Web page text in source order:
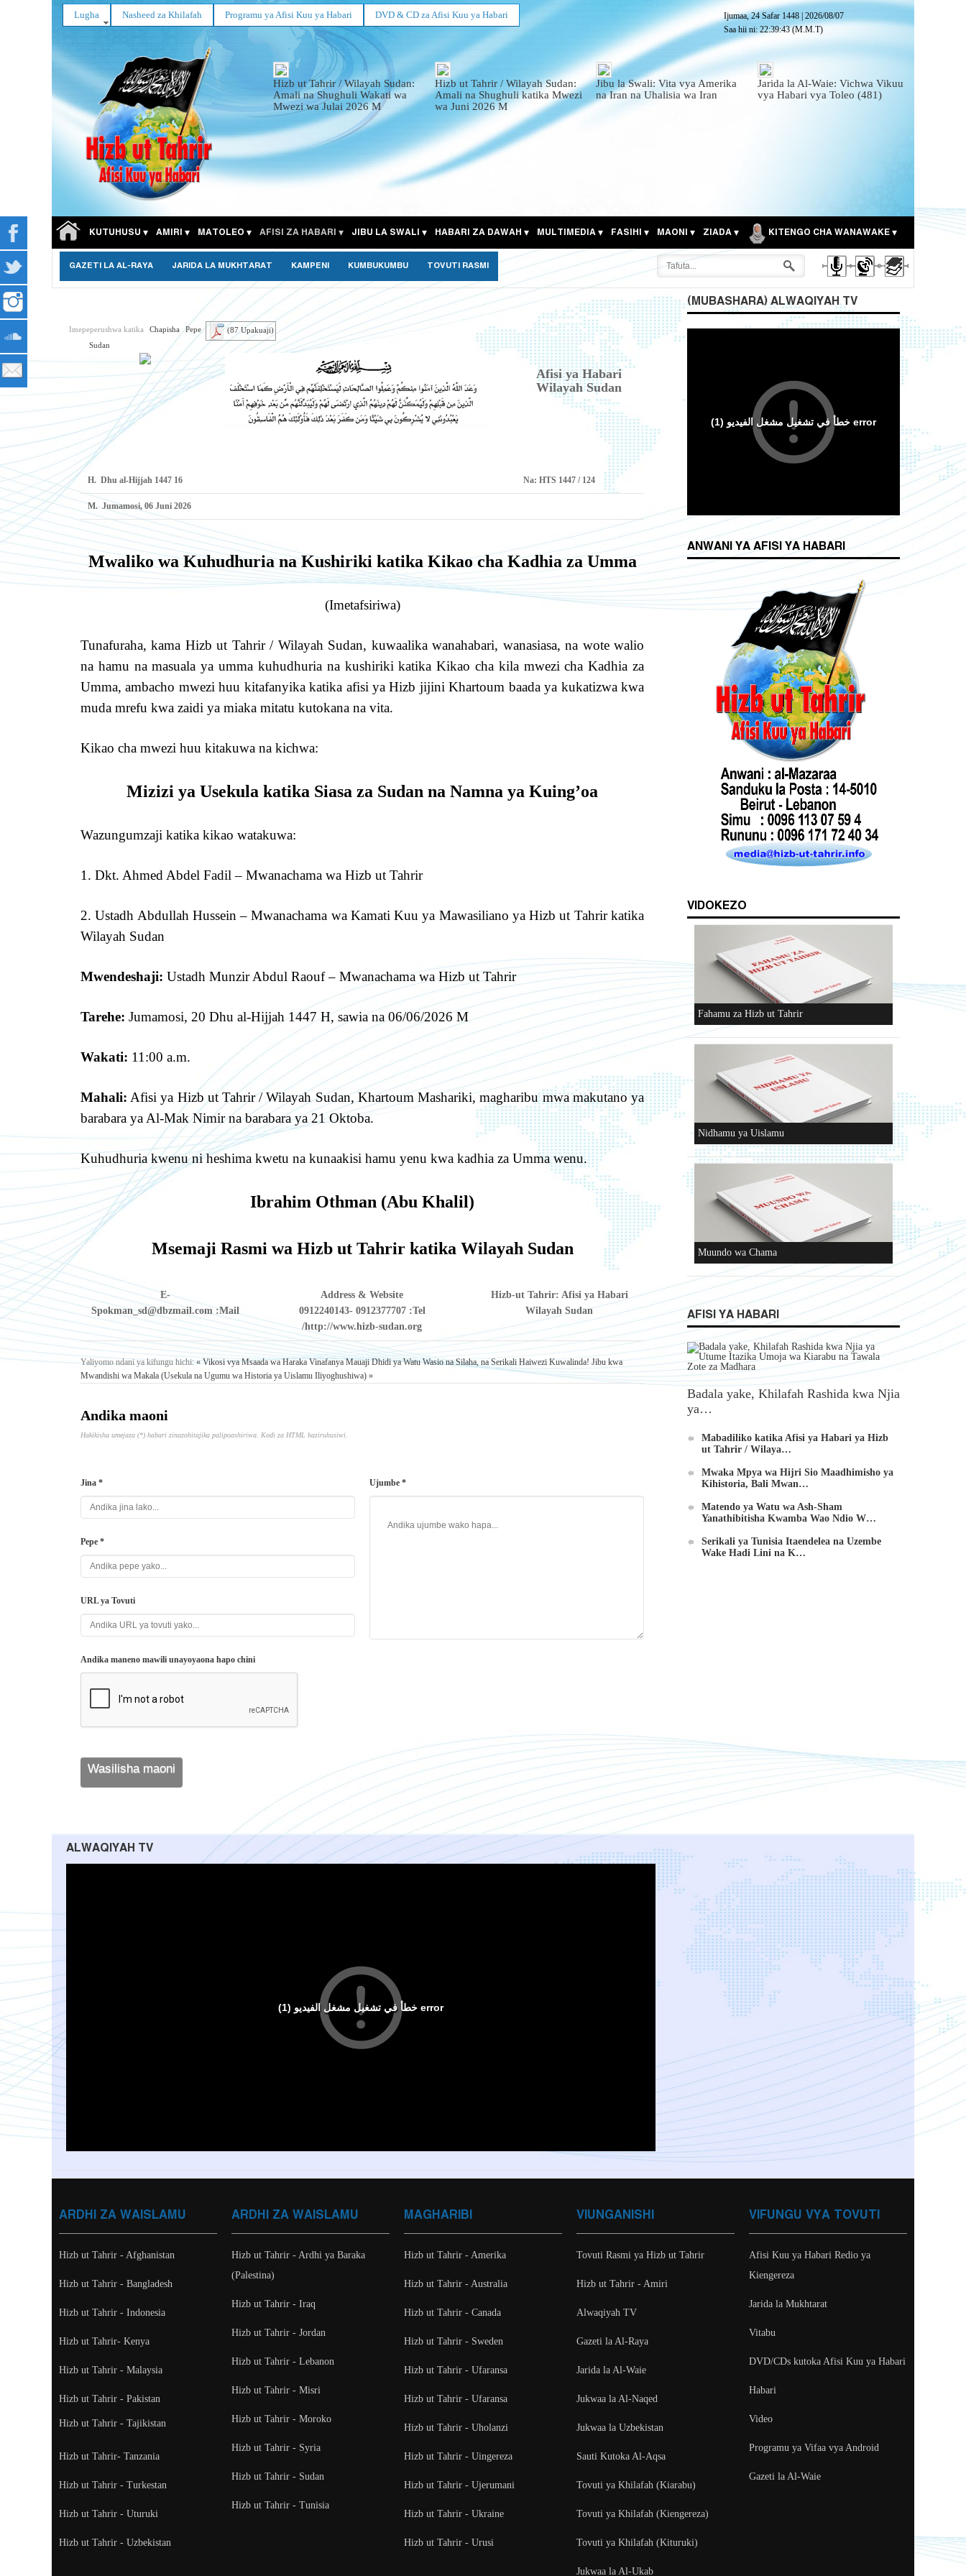
Ijumaa, 24 Safar 1448 2026/08/07
Saa hii ni:22:39:44(M.M.T)
Lugha Nasheed za Khilafah Programu ya Afisi Kuu ya Habari DVD & CD za Afisi Kuu ya Habari
Hizb ut Tahrir / Wilayah Sudan:
Amali na Shughuli Wakati wa
Mwezi wa Julai 2026 M
Hizb ut Tahrir / Wilayah Sudan:
Amali na Shughuli katika Mwezi
wa Juni 2026 M
Jibu la Swali: Vita vya Amerika
na Iran na Uhalisia wa Iran
Jarida la Al-Waie: Vichwa Vikuu
vya Habari vya Toleo (481)
KUTUHUSU AMIRI MATOLEO AFISI ZA HABARI JIBU LA SWALI HABARI ZA DAWAH MULTIMEDIA FASIHI MAONI ZIADA KITENGO CHA WANAWAKE
GAZETI LA AL-RAYA JARIDA LA MUKHTARAT KAMPENI KUMBUKUMBU TOVUTI RASMI
Imepeperushwa katika
Sudan
Chapisha Pepe (87 Upakuaji)
Afisi ya Habari
Wilayah Sudan
H. 16 Dhu al-Hijjah 1447 Na: HTS 1447 / 124
M. Jumamosi, 06 Juni 2026
Mwaliko wa Kuhudhuria na Kushiriki katika Kikao cha Kadhia za Umma
(Imetafsiriwa)
Tunafuraha, kama Hizb ut Tahrir / Wilayah Sudan, kuwaalika wanahabari, wanasiasa, na wote walio
na hamu na masuala ya umma kuhudhuria na kushiriki katika Kikao cha kila mwezi cha Kadhia za
Umma, ambacho mwezi huu kitafanyika katika afisi ya Hizb jijini Khartoum baada ya kukatizwa kwa
muda mrefu kwa zaidi ya miaka mitatu kutokana na vita.
Kikao cha mwezi huu kitakuwa na kichwa:
Mizizi ya Usekula katika Siasa za Sudan na Namna ya Kuing’oa
Wazungumzaji katika kikao watakuwa:
1. Dkt. Ahmed Abdel Fadil – Mwanachama wa Hizb ut Tahrir
2. Ustadh Abdullah Hussein – Mwanachama wa Kamati Kuu ya Mawasiliano ya Hizb ut Tahrir katika
Wilayah Sudan
Mwendeshaji: Ustadh Munzir Abdul Raouf – Mwanachama wa Hizb ut Tahrir
Tarehe: Jumamosi, 20 Dhu al-Hijjah 1447 H, sawia na 06/06/2026 M
Wakati: 11:00 a.m.
Mahali: Afisi ya Hizb ut Tahrir / Wilayah Sudan, Khartoum Mashariki, magharibu mwa makutano ya
barabara ya Al-Mak Nimir na barabara ya 21 Oktoba.
Kuhudhuria kwenu ni heshima kwetu na kunaakisi hamu yenu kwa kadhia za Umma wenu.
Ibrahim Othman (Abu Khalil)
Msemaji Rasmi wa Hizb ut Tahrir katika Wilayah Sudan
Hizb-ut Tahrir: Afisi ya Habari
Wilayah Sudan
Address & Website
Tel:
0912240143- 0912377707
http://www.hizb-sudan.org/
E-
Mail:
Spokman_sd@dbzmail.com
Yaliyomo ndani ya kifungu hichi: « Vikosi vya Msaada wa Haraka Vinafanya Mauaji Dhidi ya Watu Wasio na Silaha, na Serikali Haiwezi Kuwalinda! Jibu kwa
Mwandishi wa Makala (Usekula na Ugumu wa Historia ya Uislamu Iliyoghushiwa) »
Andika maoni
Hakikisha umejaza (*) habari zinazohitajika palipoashiriwa. Kodi za HTML haziruhusiwi.
Jina *
Pepe *
URL ya Tovuti
Andika maneno mawili unayoyaona hapo chini
Ujumbe *
(MUBASHARA) ALWAQIYAH TV
ANWANI YA AFISI YA HABARI
VIDOKEZO
Fahamu za Hizb ut Tahrir
Nidhamu ya Uislamu
Muundo wa Chama
AFISI YA HABARI
Badala yake, Khilafah Rashida kwa Njia
ya…
Mabadiliko katika Afisi ya Habari ya Hizb
ut Tahrir / Wilaya…
Mwaka Mpya wa Hijri Sio Maadhimisho ya
Kihistoria, Bali Mwan…
Matendo ya Watu wa Ash-Sham
Yanathibitisha Kwamba Wao Ndio W…
Serikali ya Tunisia Itaendelea na Uzembe
Wake Hadi Lini na K…
ALWAQIYAH TV
VIFUNGU VYA TOVUTI
Afisi Kuu ya Habari Redio ya
Kiengereza
Jarida la Mukhtarat
Vitabu
DVD/CDs kutoka Afisi Kuu ya Habari
Habari
Video
Programu ya Vifaa vya Android
Gazeti la Al-Waie
VIUNGANISHI
Tovuti Rasmi ya Hizb ut Tahrir
Hizb ut Tahrir - Amiri
Alwaqiyah TV
Gazeti la Al-Raya
Jarida la Al-Waie
Jukwaa la Al-Naqed
Jukwaa la Uzbekistan
Sauti Kutoka Al-Aqsa
Tovuti ya Khilafah (Kiarabu)
Tovuti ya Khilafah (Kiengereza)
Tovuti ya Khilafah (Kituruki)
Jukwaa la Al-Ukab
MAGHARIBI
Hizb ut Tahrir - Amerika
Hizb ut Tahrir - Australia
Hizb ut Tahrir - Canada
Hizb ut Tahrir - Sweden
Hizb ut Tahrir - Ufaransa
Hizb ut Tahrir - Ufaransa
Hizb ut Tahrir - Uholanzi
Hizb ut Tahrir - Uingereza
Hizb ut Tahrir - Ujerumani
Hizb ut Tahrir - Ukraine
Hizb ut Tahrir - Urusi
ARDHI ZA WAISLAMU
Hizb ut Tahrir - Ardhi ya Baraka
(Palestina)
Hizb ut Tahrir - Iraq
Hizb ut Tahrir - Jordan
Hizb ut Tahrir - Lebanon
Hizb ut Tahrir - Misri
Hizb ut Tahrir - Moroko
Hizb ut Tahrir - Syria
Hizb ut Tahrir - Sudan
Hizb ut Tahrir - Tunisia
ARDHI ZA WAISLAMU
Hizb ut Tahrir - Afghanistan
Hizb ut Tahrir - Bangladesh
Hizb ut Tahrir - Indonesia
Hizb ut Tahrir- Kenya
Hizb ut Tahrir - Malaysia
Hizb ut Tahrir - Pakistan
Hizb ut Tahrir - Tajikistan
Hizb ut Tahrir- Tanzania
Hizb ut Tahrir - Turkestan
Hizb ut Tahrir - Uturuki
Hizb ut Tahrir - Uzbekistan